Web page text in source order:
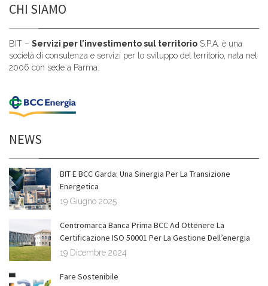
CHI SIAMO
BIT – Servizi per l’investimento sul territorio S.P.A. è una
società di consulenza e servizi per lo sviluppo del territorio, nata nel
2006 con sede a Parma.
NEWS
BIT E BCC Garda: Una Sinergia Per La Transizione
Energetica
19 Giugno 2025
Centromarca Banca Prima BCC Ad Ottenere La
Certificazione ISO 50001 Per La Gestione Dell’energia
19 Dicembre 2024
Fare Sostenibile